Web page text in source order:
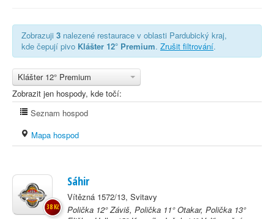
Zobrazuji 3 nalezené restaurace v oblasti Pardubický kraj,
kde čepují pivo Klášter 12° Premium. Zrušit filtrování.
Klášter 12° Premium
Zobrazit jen hospody, kde točí:
Seznam hospod
Mapa hospod
Sáhir
Vítězná 1572/13, Svitavy
Polička 12° Záviš, Polička 11° Otakar, Polička 13°
38 Kč